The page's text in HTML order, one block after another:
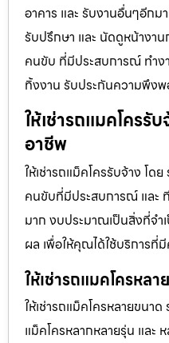
อาคาร และ รับงานอื่นๆอีกม
รับปรึกษา และ นัดดูหน้างา
คนขับ ที่มีประสบการณ์ ทำง
ทิ้งงาน รับประกันความพึงพ
ให้เช่ารถแมคโคร
อาชีพ
ให้เช่ารถแม็คโครรับจ้าง โ
คนขับที่มีประสบการณ์ และ
มาก งบประมาณเป็นสิ่งที่จำ
ผล เพื่อให้คุณได้ใช้บริการที่
ให้เช่ารถแมคโครหล
ให้เช่ารถแม็คโครหลายขนา
แม็คโครหลากหลายรุ่น และ